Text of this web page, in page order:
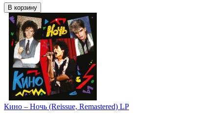
В корзину
Кино ‎– Ночь (Reissue, Remastered) LP